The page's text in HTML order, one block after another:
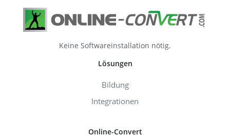
Keine Softwareinstallation nötig.
Lösungen
Bildung
Integrationen
Online-Convert